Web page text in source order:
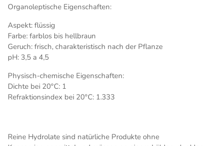
Organoleptische Eigenschaften:
Aspekt: flüssig
Farbe: farblos bis hellbraun
Geruch: frisch, charakteristisch nach der Pflanze
pH: 3,5 a 4,5
Physisch-chemische Eigenschaften:
Dichte bei 20°C: 1
Refraktionsindex bei 20°C: 1.333
Reine Hydrolate sind natürliche Produkte ohne